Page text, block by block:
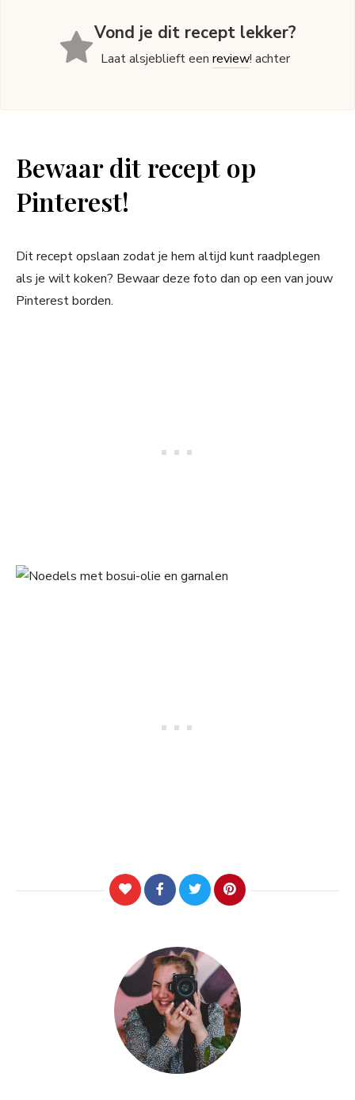
Vond je dit recept lekker?
Laat alsjeblieft eenreview! achter
Bewaar dit recept op
Pinterest!
Dit recept opslaan zodat je hem altijd kunt raadplegen
als je wilt koken? Bewaar deze foto dan op een van jouw
Pinterest borden.